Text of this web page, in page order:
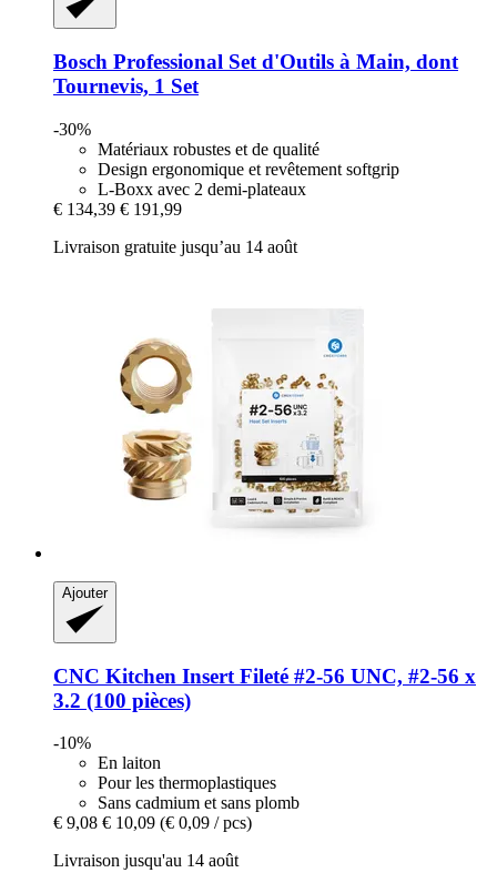
Bosch Professional Set d'Outils à Main, dont
Tournevis, 1 Set
-30%
Matériaux robustes et de qualité
Design ergonomique et revêtement softgrip
L-Boxx avec 2 demi-plateaux
€ 134,39 € 191,99
Livraison gratuite jusqu’au 14 août
Ajouter
CNC Kitchen Insert Fileté #2-​56 UNC, #2-​56 x
3.2 (100 pièces)
-10%
En laiton
Pour les thermoplastiques
Sans cadmium et sans plomb
€ 9,08 € 10,09 (€ 0,09 / pcs)
Livraison jusqu'au 14 août